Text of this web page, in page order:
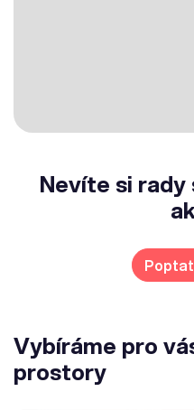
Nevíte si rady
Vybíráme pro
prostory